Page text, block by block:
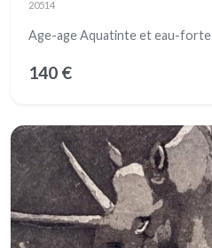
20514
Age-age Aquatinte et eau-forte
140 €